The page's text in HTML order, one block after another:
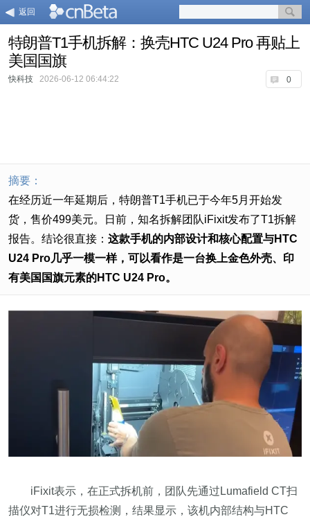
返回
特朗普T1手机拆解：换壳HTC U24 Pro 再贴上
美国国旗
0
快科技 2026-06-12 06:44:22
摘要：
在经历近一年延期后，特朗普T1手机已于今年5月开始发
货，售价499美元。日前，知名拆解团队iFixit发布了T1拆解
报告。结论很直接： 这款手机的内部设计和核心配置与HTC
U24 Pro几乎一模一样，可以看作是一台换上金色外壳、印
有美国国旗元素的HTC U24 Pro。
iFixit表示，在正式拆机前，团队先通过Lumafield CT扫
描仪对T1进行无损检测，结果显示，该机内部结构与HTC